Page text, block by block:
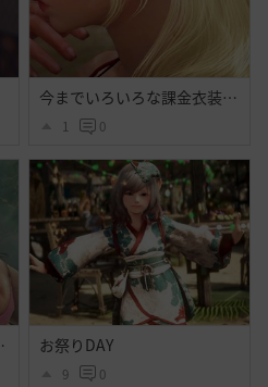
今までいろいろな課金衣装出てそれなりに好きだったけど今回程心奪われた衣装はなかったよ・・大好きだよシトラス・・ハイセンス過ぎるよ黒砂漠☝️ぃえーぃ！
1 0
ｓ その２ お祭りDAY
9 0